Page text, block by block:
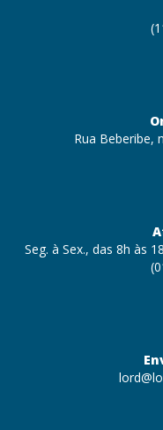
Rua Beberibe,
Seg. à Sex., das 8h às